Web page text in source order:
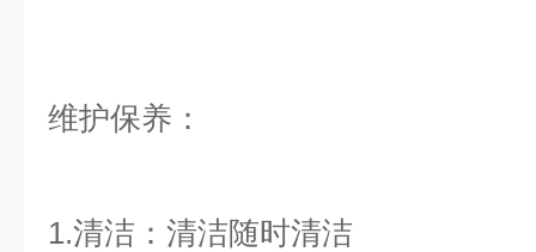
维护保养：
1.清洁：清洁随时清洁